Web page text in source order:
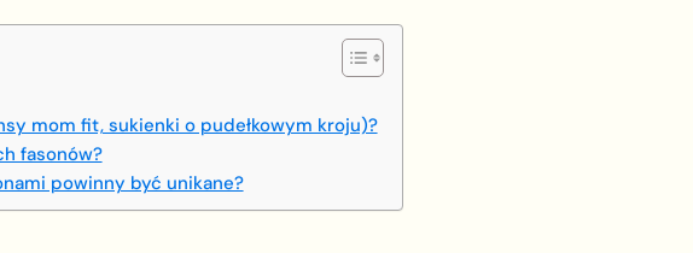
mom fit, sukienki o pudełkowym kroju)?
fasonów?
powinny być unikane?